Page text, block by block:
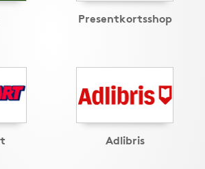
Presentkortsshop
Adlibris